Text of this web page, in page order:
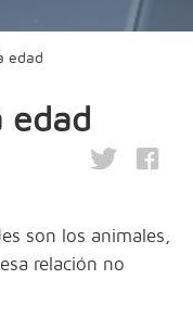
edad
edad
son los animales,
relación no